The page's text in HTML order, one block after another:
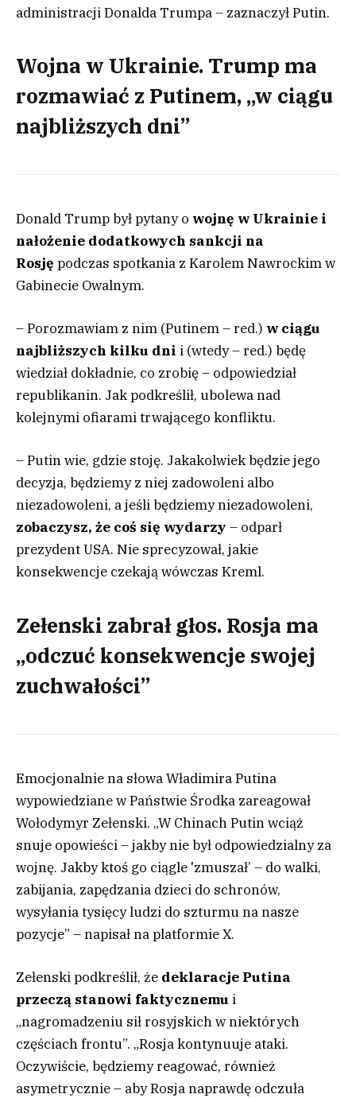
administracji Donalda Trumpa – zaznaczył Putin.
Wojna w Ukrainie. Trump ma
rozmawiać z Putinem, „w ciągu
najbliższych dni”
Donald Trump był pytany o wojnę w Ukrainie i
nałożenie dodatkowych sankcji na
Rosję podczas spotkania z Karolem Nawrockim w
Gabinecie Owalnym.
– Porozmawiam z nim (Putinem – red.) w ciągu
najbliższych kilku dni i (wtedy – red.) będę
wiedział dokładnie, co zrobię – odpowiedział
republikanin. Jak podkreślił, ubolewa nad
kolejnymi ofiarami trwającego konfliktu.
– Putin wie, gdzie stoję. Jakakolwiek będzie jego
decyzja, będziemy z niej zadowoleni albo
niezadowoleni, a jeśli będziemy niezadowoleni,
zobaczysz, że coś się wydarzy – odparł
prezydent USA. Nie sprecyzował, jakie
konsekwencje czekają wówczas Kreml.
Zełenski zabrał głos. Rosja ma
„odczuć konsekwencje swojej
zuchwałości”
Emocjonalnie na słowa Władimira Putina
wypowiedziane w Państwie Środka zareagował
Wołodymyr Zełenski. „W Chinach Putin wciąż
snuje opowieści – jakby nie był odpowiedzialny za
wojnę. Jakby ktoś go ciągle 'zmuszał’ – do walki,
zabijania, zapędzania dzieci do schronów,
wysyłania tysięcy ludzi do szturmu na nasze
pozycje” – napisał na platformie X.
Zełenski podkreślił, że deklaracje Putina
przeczą stanowi faktycznemu i
„nagromadzeniu sił rosyjskich w niektórych
częściach frontu”. „Rosja kontynuuje ataki.
Oczywiście, będziemy reagować, również
asymetrycznie – aby Rosja naprawdę odczuła